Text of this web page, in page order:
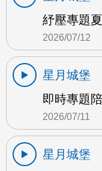
紓壓專題
2026/07/12
星月城堡
即時專題
2026/07/11
星月城堡